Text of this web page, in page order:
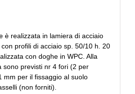
è realizzata in lamiera di acciaio
profili di acciaio sp. 50/10 h. 20
con doghe in WPC. Alla
sono previsti nr 4 fori (2 per
mm per il fissaggio al suolo
(non forniti).